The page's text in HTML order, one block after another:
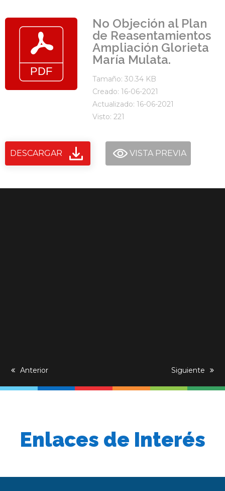
No Objeción al Plan
de Reasentamientos
Ampliación Glorieta
María Mulata.
Tamaño: 30.34 KB
Creado: 16-06-2021
Actualizado: 16-06-2021
Visto: 221
DESCARGAR VISTA PREVIA
previous
Anterior
next
Siguiente
Enlaces de Interés